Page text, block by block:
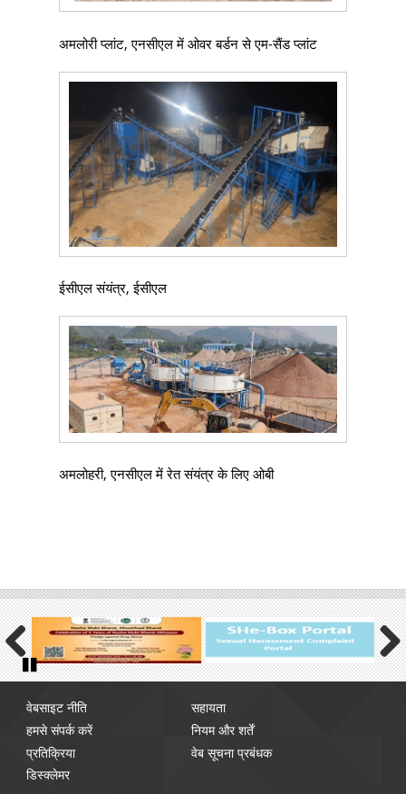
अमलोरी प्लांट, एनसीएल में ओवर बर्डन से एम-सैंड प्लांट
ईसीएल संयंत्र, ईसीएल
अमलोहरी, एनसीएल में रेत संयंत्र के लिए ओबी
Previous Next
Pause
menu
वेबसाइट नीति
सहायता
हमसे संपर्क करें
नियम और शर्तें
प्रतिक्रिया
वेब सूचना प्रबंधक
डिस्क्लेमर